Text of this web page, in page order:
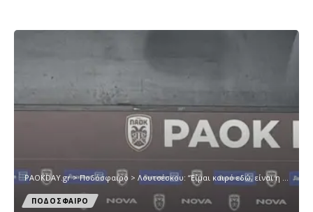
PAOKDAY.gr>Ποδόσφαιρο > Λουτσέσκου: “Είμαι καιρό εδώ, είναι η πρώτη φορά που περνάω αυτή την κατάσταση”
ΠΟΔΟΣΦΑΙΡΟ